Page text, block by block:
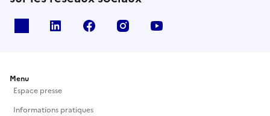
Linkedin Facebook Instagram
Menu
Espace presse
Informations pratiques